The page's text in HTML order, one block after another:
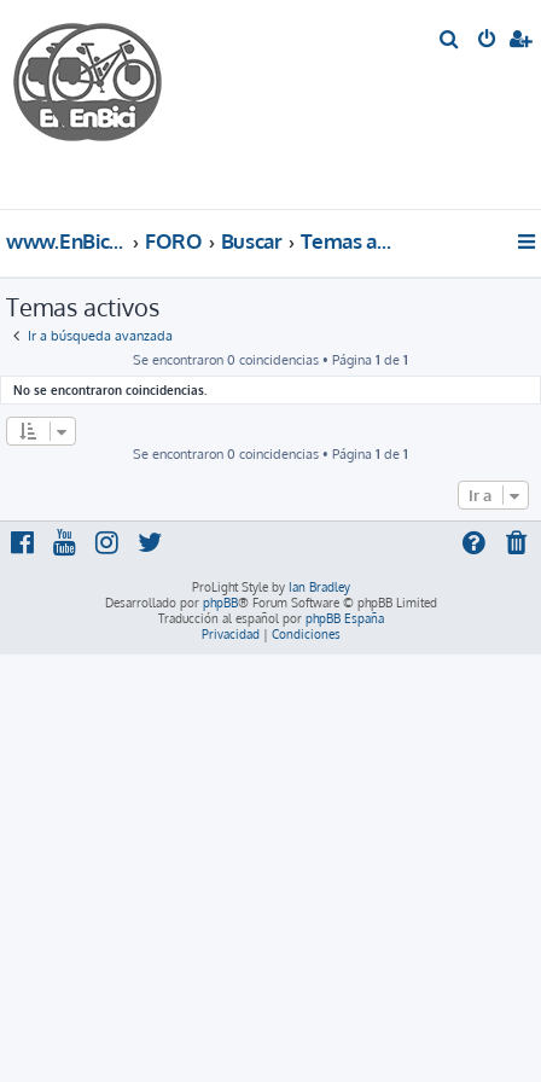
www.EnBici.eu FORO Buscar Temas activos
Temas activos
Ir a búsqueda avanzada
Se encontraron 0 coincidencias • Página 1 de 1
No se encontraron coincidencias.
Se encontraron 0 coincidencias • Página 1 de 1
Ir a
ProLight Style by Ian Bradley
Desarrollado por phpBB® Forum Software © phpBB Limited
Traducción al español por phpBB España
Privacidad| Condiciones